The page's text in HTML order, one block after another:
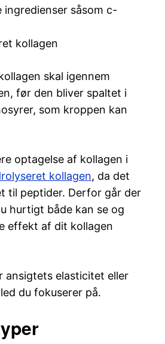
ingredienser såsom c-
kollagen
skal igennem
før den bliver spaltet i
som kroppen kan
optagelse af kollagen i
kollagen, da det
til peptider. Derfor går der
hurtigt både kan se og
effekt af dit kollagen
ansigtets elasticitet eller
du fokuserer på.